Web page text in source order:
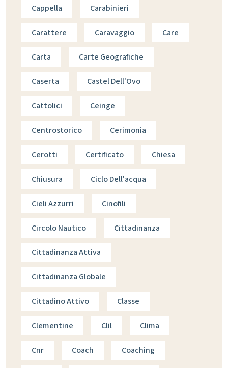
Cappella Carabinieri
Carattere Caravaggio Care
Carta Carte Geografiche
Caserta Castel Dell'Ovo
Cattolici Ceinge
Centrostorico Cerimonia
Cerotti Certificato Chiesa
Chiusura Ciclo Dell'acqua
Cieli Azzurri Cinofili
Circolo Nautico Cittadinanza
Cittadinanza Attiva
Cittadinanza Globale
Cittadino Attivo Classe
Clementine Clil Clima
Cnr Coach Coaching